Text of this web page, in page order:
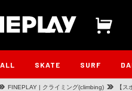
ALL SKATE SURF
FINEPLAY | クライミング(climbing) 【